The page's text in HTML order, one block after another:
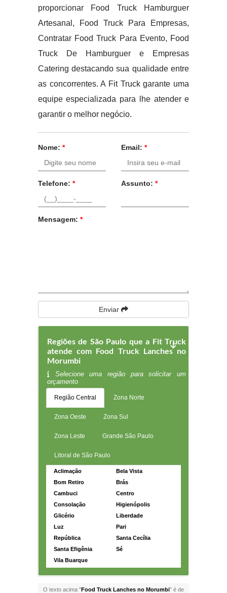
proporcionar Food Truck Hamburguer
Artesanal, Food Truck Para Empresas,
Contratar Food Truck Para Evento, Food
Truck De Hamburguer e Empresas
Catering destacando sua qualidade entre
as concorrentes. A Fit Truck garante uma
equipe especializada para lhe atender e
garantir o melhor negócio.
Nome: * Email: *
Telefone: * Assunto: *
Mensagem: *
Enviar
Regiões de São Paulo que a Fit Truck
atende com Food Truck Lanches no
Morumbi
Selecione uma região para solicitar um
orçamento
Região Central Zona Norte
Zona Oeste Zona Sul
Zona Leste Grande São Paulo
Litoral de São Paulo
Aclimação
Bela Vista
Bom Retiro
Brás
Cambuci
Centro
Consolação
Higienópolis
Glicério
Liberdade
Luz
Pari
República
Santa Cecília
Santa Efigênia
Sé
Vila Buarque
O texto acima "Food Truck Lanches no Morumbi" é de